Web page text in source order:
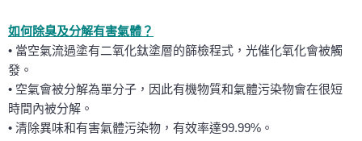
如何除臭及分解有害氣體？
• 當空氣流過塗有二氧化鈦塗層的篩檢程式，光催化氧化會被觸
發。
• 空氣會被分解為單分子，因此有機物質和氣體污染物會在很短
時間內被分解。
• 清除異味和有害氣體污染物，有效率達99.99%。